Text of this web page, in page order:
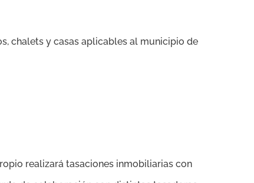
chalets y casas aplicables al municipio de
realizará tasaciones inmobiliarias con